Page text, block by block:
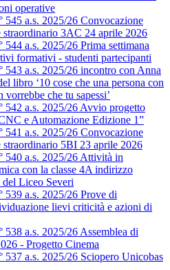
operative
545 a.s. 2025/26 Convocazione
straordinario 3AC 24 aprile 2026
544 a.s. 2025/26 Prima settimana
formativi - studenti partecipanti
543 a.s. 2025/26 incontro con Anna
libro ‘10 cose che una persona con
che tu sapessi’
542 a.s. 2025/26 Avvio progetto
e Automazione Edizione 1”
541 a.s. 2025/26 Convocazione
straordinario 5BI 23 aprile 2026
540 a.s. 2025/26 Attività in
con la classe 4A indirizzo
Liceo Severi
539 a.s. 2025/26 Prove di
lievi criticità e azioni di
538 a.s. 2025/26 Assemblea di
- Progetto Cinema
537 a.s. 2025/26 Sciopero Unicobas